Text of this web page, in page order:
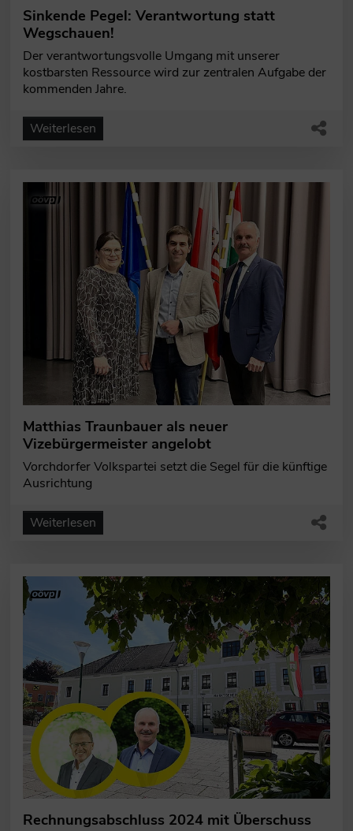
Sinkende Pegel: Verantwortung statt
Wegschauen!
Der verantwortungsvolle Umgang mit unserer
kostbarsten Ressource wird zur zentralen Aufgabe der
kommenden Jahre.
Weiterlesen
Matthias Traunbauer als neuer
Vizebürgermeister angelobt
Vorchdorfer Volkspartei setzt die Segel für die künftige
Ausrichtung
Weiterlesen
Rechnungsabschluss 2024 mit Überschuss